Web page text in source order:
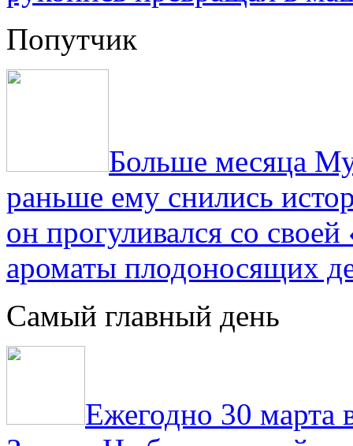
Попутчик
Больше месяца
раньше ему снились
он прогуливался со
ароматы плодоносящих
Самый главный день
Ежегодно 30 марта